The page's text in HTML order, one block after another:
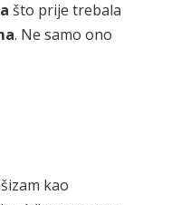
što prije trebala
. Ne samo ono
kao